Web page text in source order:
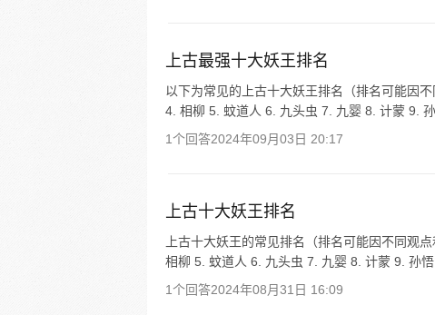
上古最强十大妖王排名
以下为常见的上古十大妖王排名（排名可能因
4. 相柳 5. 蚊道人 6. 九头虫 7. 九婴 8. 计蒙 9. 孙
1个回答2024年09月03日 20:17
上古十大妖王排名
上古十大妖王的常见排名（排名可能因不同观
相柳 5. 蚊道人 6. 九头虫 7. 九婴 8. 计蒙 9. 孙悟
1个回答2024年08月31日 16:09